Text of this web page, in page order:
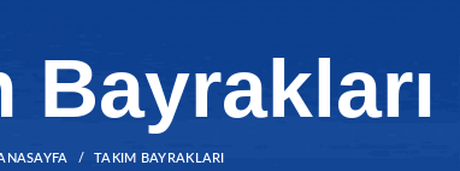
Bayrakları
TAKIM BAYRAKLARI